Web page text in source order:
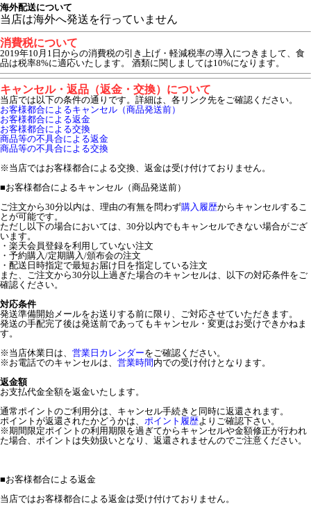
海外配送について
当店は海外へ発送を行っていません
消費税について
2019年10月1日からの消費税の引き上げ・軽減税率の導入につきまして、食
品は税率8%に適応いたします。 酒類に関しましては10%になります。
キャンセル・返品（返金・交換）について
当店では以下の条件の通りです。詳細は、各リンク先をご確認ください。
お客様都合によるキャンセル（商品発送前）
お客様都合による返金
お客様都合による交換
商品等の不具合による返金
商品等の不具合による交換
※当店ではお客様都合による交換、返金は受け付けておりません。
■お客様都合によるキャンセル（商品発送前）
ご注文から30分以内は、理由の有無を問わず購入履歴からキャンセルするこ
とが可能です。
ただし以下の場合においては、30分以内でもキャンセルできない場合がござ
います。
・楽天会員登録を利用していない注文
・予約購入/定期購入/頒布会の注文
・配送日時指定で最短お届け日を指定している注文
また、ご注文から30分以上過ぎた場合のキャンセルは、以下の対応条件をご
確認ください。
対応条件
発送準備開始メールをお送りする前に限り、ご対応させていただきます。
発送の手配完了後は発送前であってもキャンセル・変更はお受けできかねま
す。
※当店休業日は、 営業日カレンダーをご確認ください。
※お電話でのキャンセルは、 営業時間内での受け付けとなります。
返金額
お支払代金全額を返金いたします。
通常ポイントのご利用分は、キャンセル手続きと同時に返還されます。
ポイントが返還されたかどうかは、 ポイント履歴よりご確認下さい。
※期間限定ポイントの利用期限を過ぎてからキャンセルや金額修正が行われ
た場合、ポイントは失効扱いとなり、返還されませんのでご注意ください。
■お客様都合による返金
当店ではお客様都合による返金は受け付けておりません。